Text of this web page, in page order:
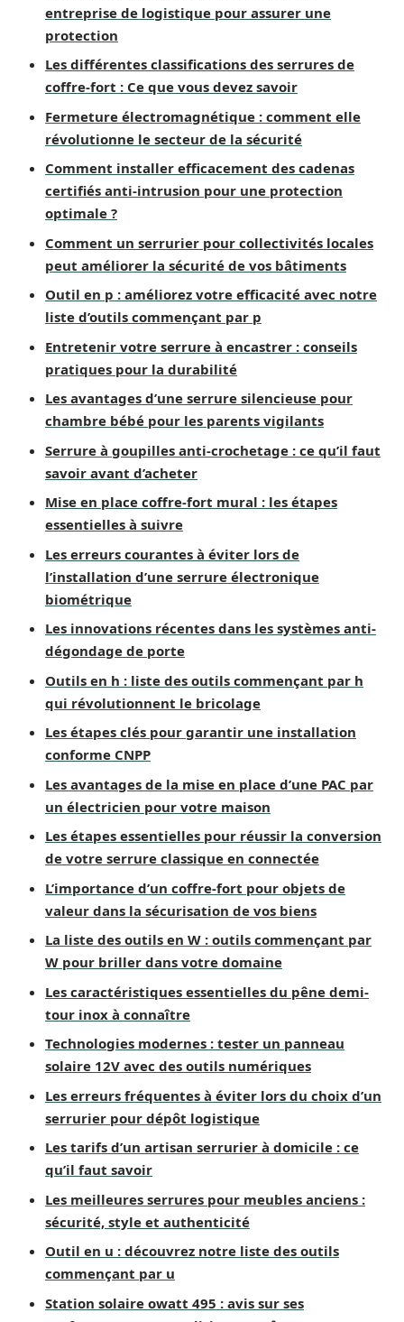
entreprise de logistique pour assurer une
protection
Les différentes classifications des serrures de
coffre-fort : Ce que vous devez savoir
Fermeture électromagnétique : comment elle
révolutionne le secteur de la sécurité
Comment installer efficacement des cadenas
certifiés anti-intrusion pour une protection
optimale ?
Comment un serrurier pour collectivités locales
peut améliorer la sécurité de vos bâtiments
Outil en p : améliorez votre efficacité avec notre
liste d’outils commençant par p
Entretenir votre serrure à encastrer : conseils
pratiques pour la durabilité
Les avantages d’une serrure silencieuse pour
chambre bébé pour les parents vigilants
Serrure à goupilles anti-crochetage : ce qu’il faut
savoir avant d’acheter
Mise en place coffre-fort mural : les étapes
essentielles à suivre
Les erreurs courantes à éviter lors de
l’installation d’une serrure électronique
biométrique
Les innovations récentes dans les systèmes anti-
dégondage de porte
Outils en h : liste des outils commençant par h
qui révolutionnent le bricolage
Les étapes clés pour garantir une installation
conforme CNPP
Les avantages de la mise en place d’une PAC par
un électricien pour votre maison
Les étapes essentielles pour réussir la conversion
de votre serrure classique en connectée
L’importance d’un coffre-fort pour objets de
valeur dans la sécurisation de vos biens
La liste des outils en W : outils commençant par
W pour briller dans votre domaine
Les caractéristiques essentielles du pêne demi-
tour inox à connaître
Technologies modernes : tester un panneau
solaire 12V avec des outils numériques
Les erreurs fréquentes à éviter lors du choix d’un
serrurier pour dépôt logistique
Les tarifs d’un artisan serrurier à domicile : ce
qu’il faut savoir
Les meilleures serrures pour meubles anciens :
sécurité, style et authenticité
Outil en u : découvrez notre liste des outils
commençant par u
Station solaire owatt 495 : avis sur ses